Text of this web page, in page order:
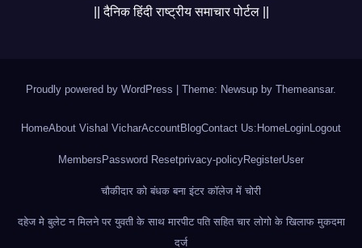
|| दैनिक हिंदी राष्ट्रीय समाचार पोर्टल ||
Proudly powered by WordPress | Theme: Newsup by Themeansar.
HomeAbout Vishal VicharAccountBlogContact Us: Home Login Logout
MembersPassword Resetprivacy-policyRegisterUser
चौकीदार को बंधक बना इंटर कॉलेज में चोरी
दहेज मे बुलेट न मिलने पर युवती के साथ मारपीट पति सहित चार लोगो के खिलाफ मुकदमा
दर्ज